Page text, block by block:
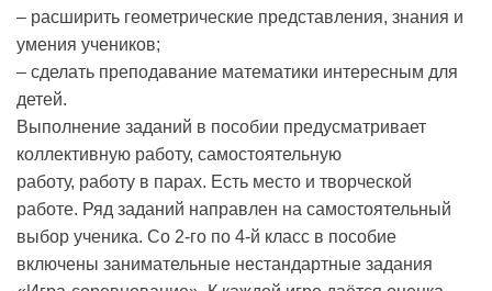
– расширить геометрические представления, знания и
умения учеников;
– сделать преподавание математики интересным для
детей.
Выполнение заданий в пособии предусматривает
коллективную работу, самостоятельную
работу, работу в парах. Есть место и творческой
работе. Ряд заданий направлен на самостоятельный
выбор ученика. Со 2-го по 4-й класс в пособие
включены занимательные нестандартные задания